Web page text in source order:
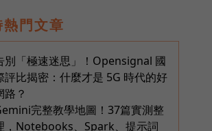
熱門文章
別「極速迷思」！Opensignal 國
評比揭密：什麼才是 5G 時代的好
路？
完整教學地圖！37篇實測整
，Notebooks、Spark、提示詞